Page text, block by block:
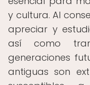
y cultura. Al
apreciar y
así como
generaciones
antiguas son